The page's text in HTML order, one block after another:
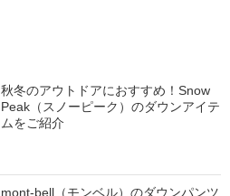
秋冬のアウトドアにおすすめ！Snow
Peak（スノーピーク）のダウンアイテ
ムをご紹介
mont-bell（モンベル）のダウンパンツ